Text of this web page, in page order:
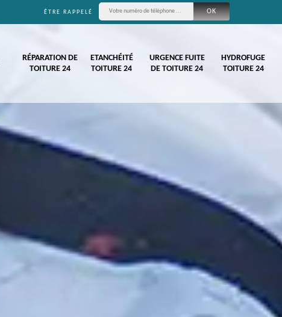
ÊTRE RAPPELÉ
RÉPARATION DE
TOITURE 24
ETANCHÉITÉ
TOITURE 24
URGENCE FUITE
DE TOITURE 24
HYDROFUGE
TOITURE 24